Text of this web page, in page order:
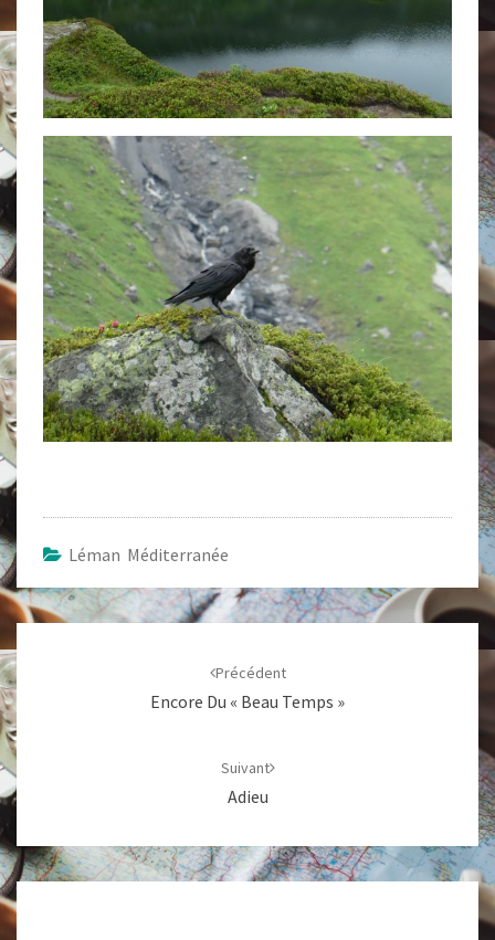
Léman Méditerranée
Navigation
d'article
Précédent
Encore Du « Beau Temps »
Suivant
Adieu